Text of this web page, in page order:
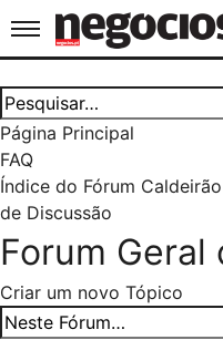
Jornal de Negócios
Página Principal
FAQ
Índice do Fórum
de Discussão
Forum Geral
Criar um novo Tópico